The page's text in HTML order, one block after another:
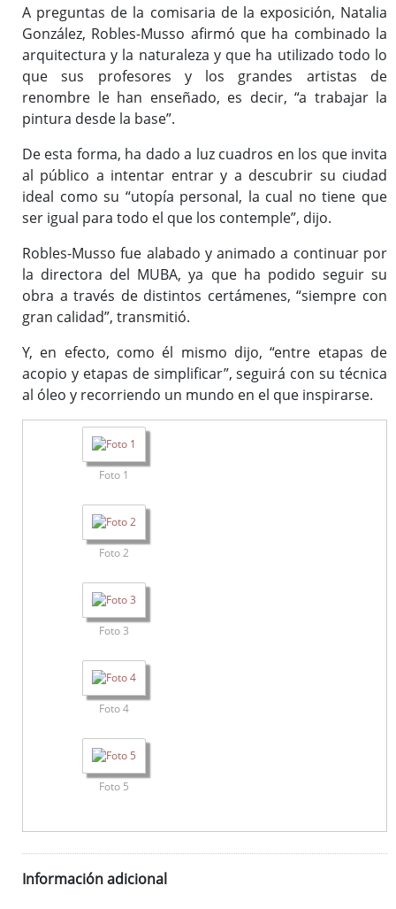
A preguntas de la comisaria de la exposición, Natalia
González, Robles-Musso afirmó que ha combinado la
arquitectura y la naturaleza y que ha utilizado todo lo
que sus profesores y los grandes artistas de
renombre le han enseñado, es decir, “a trabajar la
pintura desde la base”.
De esta forma, ha dado a luz cuadros en los que invita
al público a intentar entrar y a descubrir su ciudad
ideal como su “utopía personal, la cual no tiene que
ser igual para todo el que los contemple”, dijo.
Robles-Musso fue alabado y animado a continuar por
la directora del MUBA, ya que ha podido seguir su
obra a través de distintos certámenes, “siempre con
gran calidad”, transmitió.
Y, en efecto, como él mismo dijo, “entre etapas de
acopio y etapas de simplificar”, seguirá con su técnica
al óleo y recorriendo un mundo en el que inspirarse.
Foto 1
Foto 2
Foto 3
Foto 4
Foto 5
Información adicional